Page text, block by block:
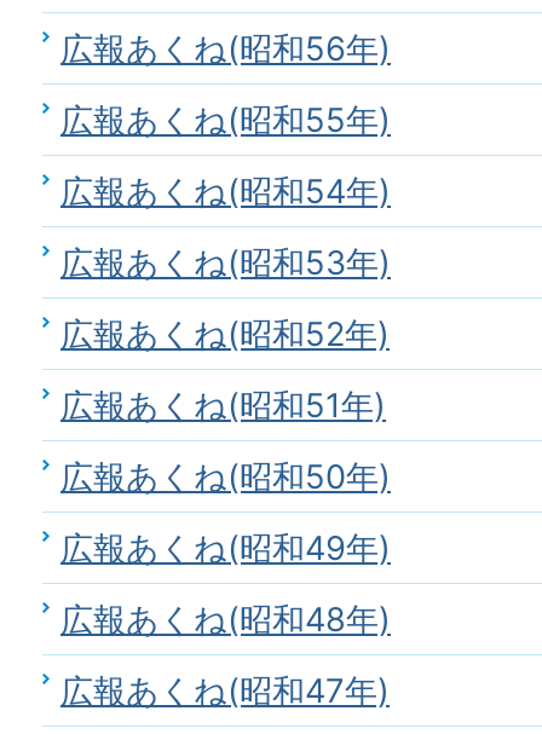
広報あくね(昭和56年)
広報あくね(昭和55年)
広報あくね(昭和54年)
広報あくね(昭和53年)
広報あくね(昭和52年)
広報あくね(昭和51年)
広報あくね(昭和50年)
広報あくね(昭和49年)
広報あくね(昭和48年)
広報あくね(昭和47年)